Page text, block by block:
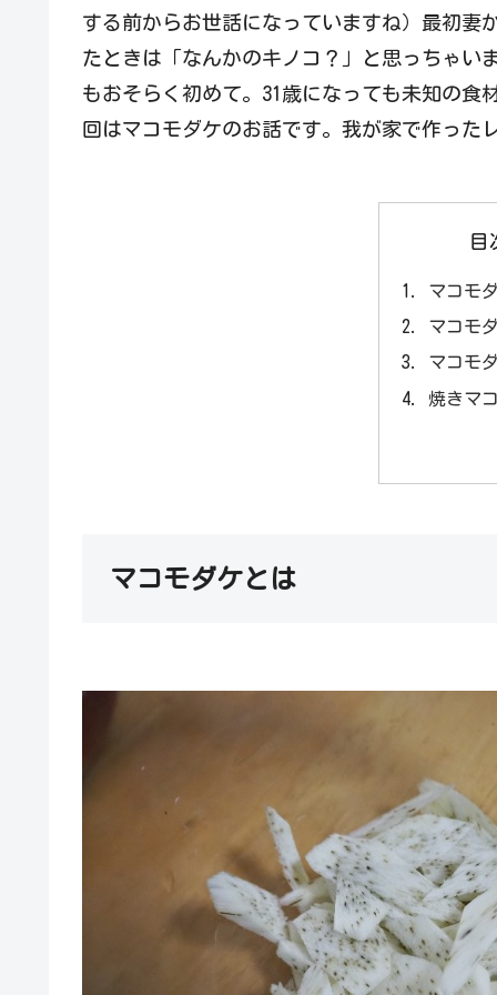
する前からお世話になっていますね）最初妻
たときは「なんかのキノコ？」と思っちゃい
もおそらく初めて。31歳になっても未知の食
回はマコモダケのお話です。我が家で作った
目
マコモ
マコモ
マコモ
焼きマ
マコモダケとは